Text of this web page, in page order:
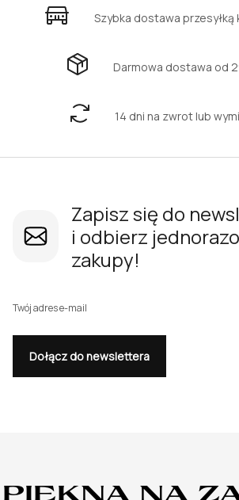
Szybka dostawa przesyłką
Darmowa dostawa od
14 dni na zwrot lub
Zapisz się do
i odbierz
zakupy!
Twój adres e-mail
Dołącz do newslettera
PIĘKNA NA